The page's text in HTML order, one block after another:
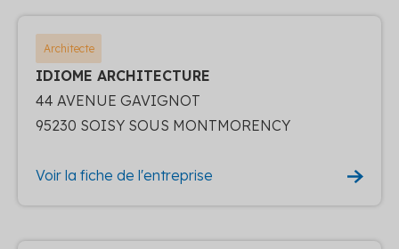
Architecte
IDIOME ARCHITECTURE
44 AVENUE GAVIGNOT
95230 SOISY SOUS MONTMORENCY
Voir la fiche de l'entreprise